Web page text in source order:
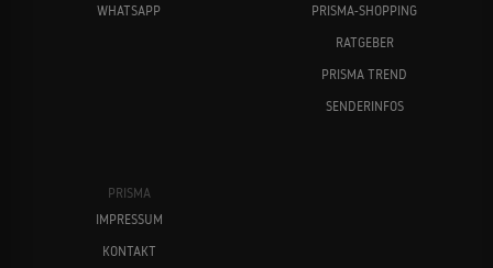
WHATSAPP
PRISMA-SHOPPING
RATGEBER
PRISMA TREND
SENDERINFOS
PRISMA
IMPRESSUM
KONTAKT